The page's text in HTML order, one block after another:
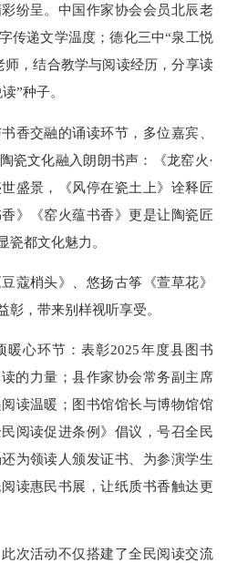
呈。中国作家协会会员北辰老
传递文学温度；德化三中“泉工悦
，结合教学与阅读经历，分享读
”种子。
交融的诵读环节，多位嘉宾、
瓷文化融入朗朗书声：《龙窑火·
盛景，《风停在瓷土上》诠释匠
》《窑火蕴书香》更是让陶瓷匠
瓷都文化魅力。
梢头》、悠扬古筝《萱草花》
彰，带来别样视听享受。
心环节：表彰2025年度县图书
的力量；县作家协会常务副主席
读温暖；图书馆馆长与博物馆馆
阅读促进条例》倡议，号召全民
为领读人颁发证书、为参演学生
读惠民书展，让纸质书香触达更
活动不仅搭建了全民阅读交流